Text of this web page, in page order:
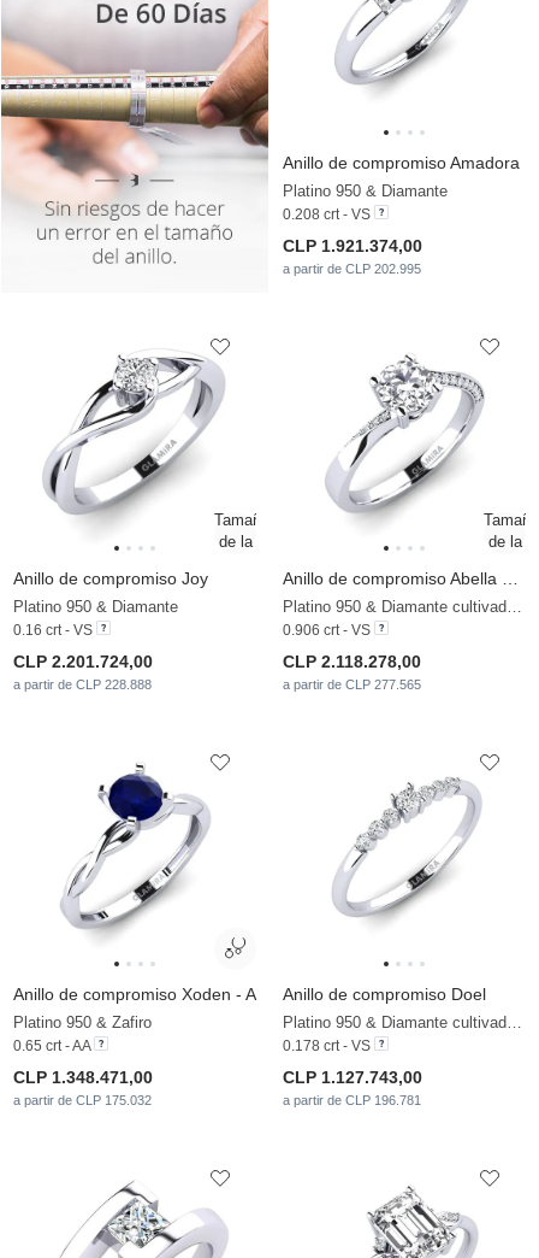
Anillo de compromiso Amadora
Platino 950 & Diamante
0.208 crt - VS
CLP 1.921.374,00
a partir de CLP 202.995
Anillo de compromiso Joy
Platino 950 & Diamante
0.16 crt - VS
CLP 2.201.724,00
a partir de CLP 228.888
0.906 crt - VS
CLP 2.118.278,00
a partir de CLP 277.565
Anillo de compromiso Xoden - A
Platino 950 & Zafiro
0.65 crt - AA
CLP 1.348.471,00
a partir de CLP 175.032
Anillo de compromiso Doel
0.178 crt - VS
CLP 1.127.743,00
a partir de CLP 196.781